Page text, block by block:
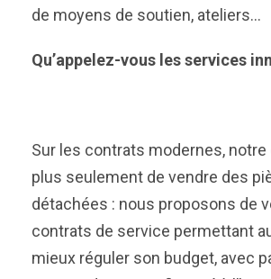
de moyens de soutien, ateliers…
Qu’appelez-vous les services
Sur les contrats modernes, notre
plus seulement de vendre des
détachées : nous proposons de
contrats de service permettant
mieux réguler son budget, avec